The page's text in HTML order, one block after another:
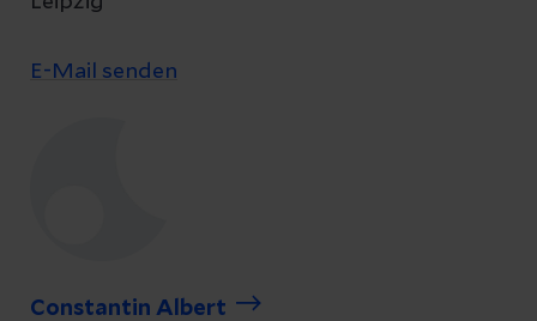
E-Mail senden
Constantin Albert